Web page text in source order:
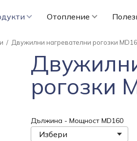
Отопление
/ Двужилни нагревателни рогозки
рогозки
Дължина - Мощност MD160